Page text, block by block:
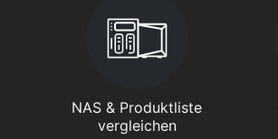
NAS & Produktliste
vergleichen